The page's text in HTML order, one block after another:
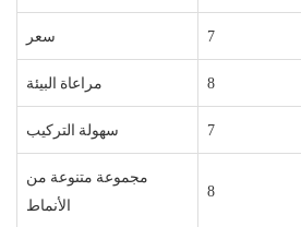
سعر 7
مراعاة البيئة 8
سهولة التركيب 7
مجموعة متنوعة من
الأنماط
8